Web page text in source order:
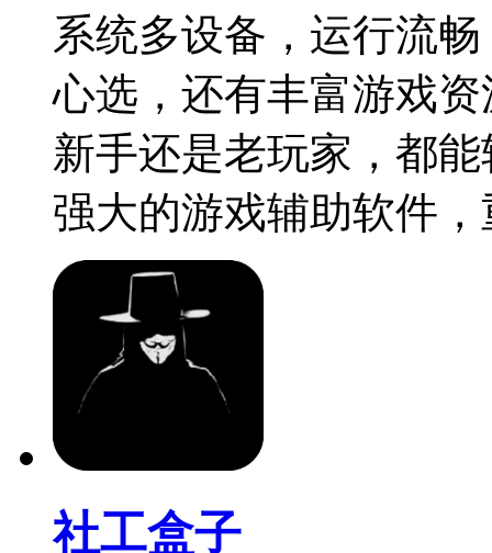
系统多设备，运行流
心选，还有丰富游戏
新手还是老玩家，都
强大的游戏辅助软件
社工盒子